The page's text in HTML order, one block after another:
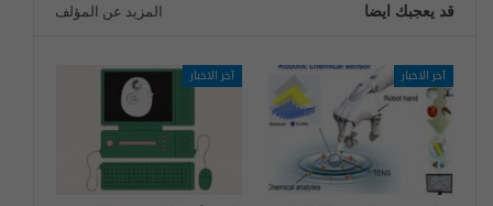
قد يعجبك ايضا المزيد عن المؤلف
آخر الاخبار آخر الاخبار